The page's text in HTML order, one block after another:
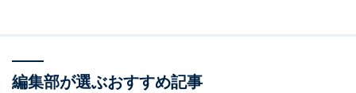
編集部が選ぶおすすめ記事